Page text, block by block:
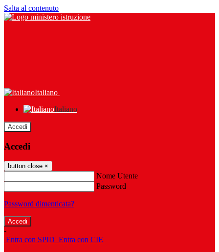
Salta al contenuto
Italiano
Italiano
Accedi
Accedi
button close ×
Nome Utente
Password
Password dimenticata?
-
Entra con SPID Entra con CIE